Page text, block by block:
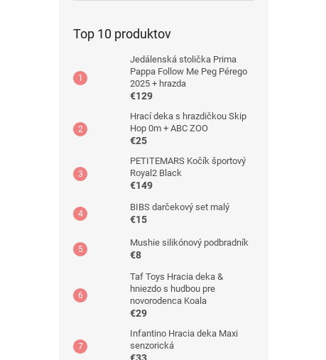
Top 10 produktov
Jedálenská stolička Prima
Pappa Follow Me Peg Pérego
2025 + hrazda
€129
Hrací deka s hrazdičkou Skip
Hop 0m + ABC ZOO
€25
PETITEMARS Kočík športový
Royal2 Black
€149
BIBS darčekový set malý
€15
Mushie silikónový podbradník
€8
Taf Toys Hracia deka &
hniezdo s hudbou pre
novorodenca Koala
€29
Infantino Hracia deka Maxi
senzorická